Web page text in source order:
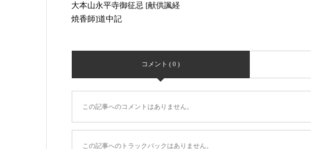
大本山永平寺御征忌 [献供諷経
焼香師]道中記
コメント ( 0 )
この記事へのコメントはありません。
この記事へのトラックバックはありません。